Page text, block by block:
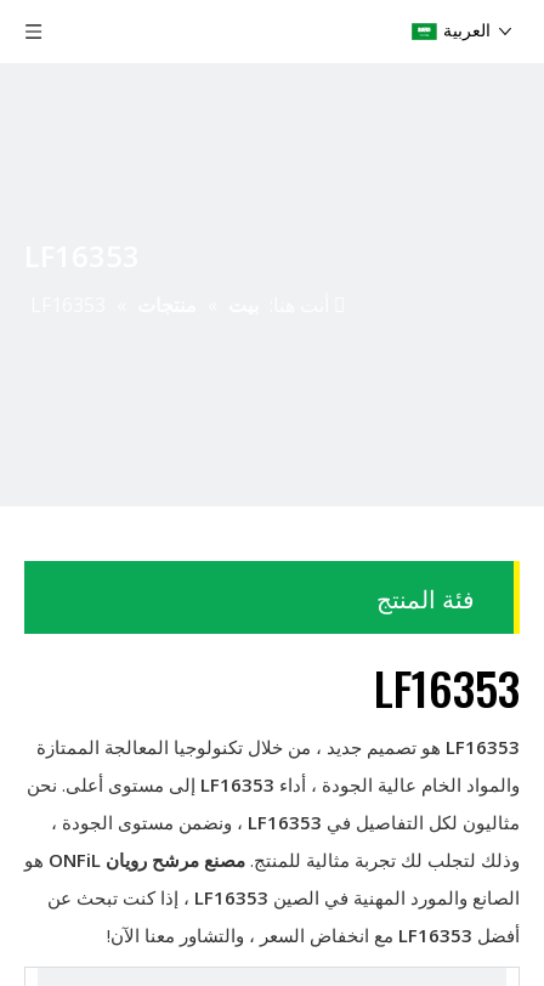
العربية
فئة المنتج
LF16353
LF16353 هو تصميم جديد ، من خلال تكنولوجيا المعالجة الممتازة
والمواد الخام عالية الجودة ، أداء LF16353 إلى مستوى أعلى. نحن
مثاليون لكل التفاصيل في LF16353 ، ونضمن مستوى الجودة ،
وذلك لتجلب لك تجربة مثالية للمنتج. مصنع مرشح رويان ONFiL
هو
الصانع والمورد المهنية في الصين LF16353 ، إذا كنت تبحث عن
أفضل LF16353 مع انخفاض السعر ، والتشاور معنا الآن!